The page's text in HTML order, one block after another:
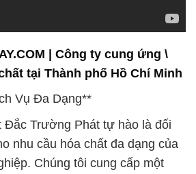
| Công ty cung ứng \
tại Thành phố Hồ Chí Minh
Vụ Đa Dạng**
Đắc Trường Phát tự hào là đối
nhu cầu hóa chất đa dạng của
Chúng tôi cung cấp một